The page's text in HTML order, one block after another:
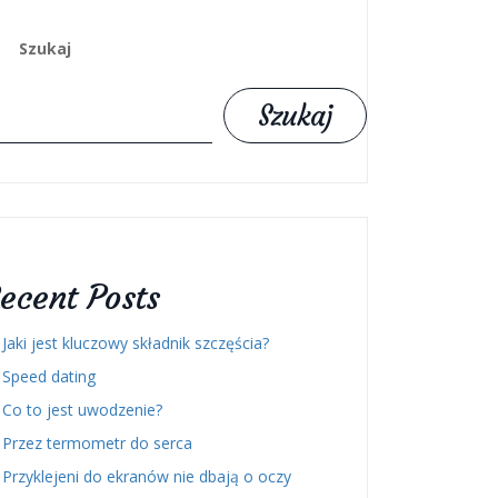
Szukaj
Szukaj
Posts
Jaki jest kluczowy składnik szczęścia?
Speed dating
Co to jest uwodzenie?
Przez termometr do serca
Przyklejeni do ekranów nie dbają o oczy